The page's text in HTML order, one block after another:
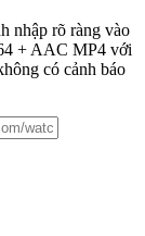
nhập rõ ràng vào
+ AAC MP4 với
có cảnh báo